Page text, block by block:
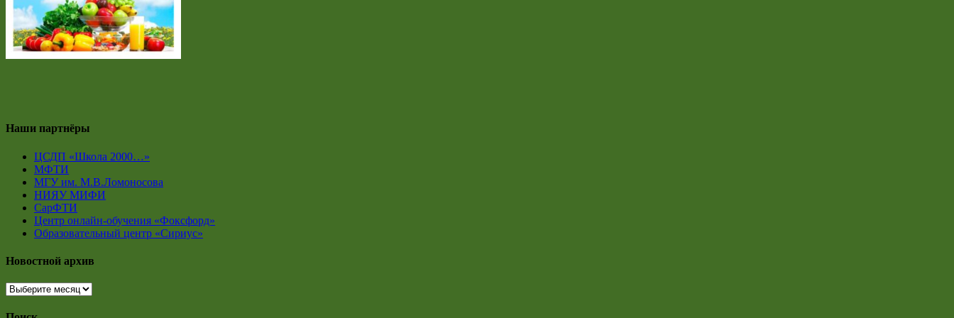
Наши партнёры
ЦСДП «Школа 2000…»
МФТИ
МГУ им. М.В.Ломоносова
НИЯУ МИФИ
СарФТИ
Центр онлайн-обучения «Фоксфорд»
Образовательный центр «Сириус»
Новостной архив
Новостной